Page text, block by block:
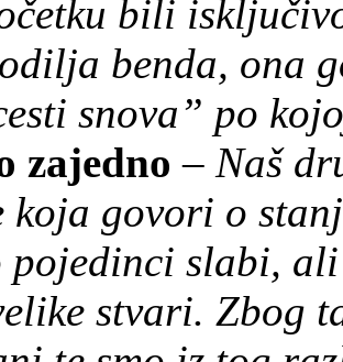
bili
benda, ona
snova” po
zajedno – Naš
koja govori o
pojedinci slabi,
stvari. Zbog